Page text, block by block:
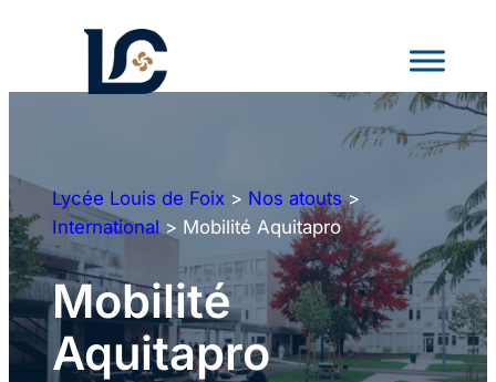
Lycée Louis de Foix > Nos atouts>
International> Mobilité Aquitapro
Mobilité
Aquitapro